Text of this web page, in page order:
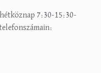
hétköznap 7:30-15:30-